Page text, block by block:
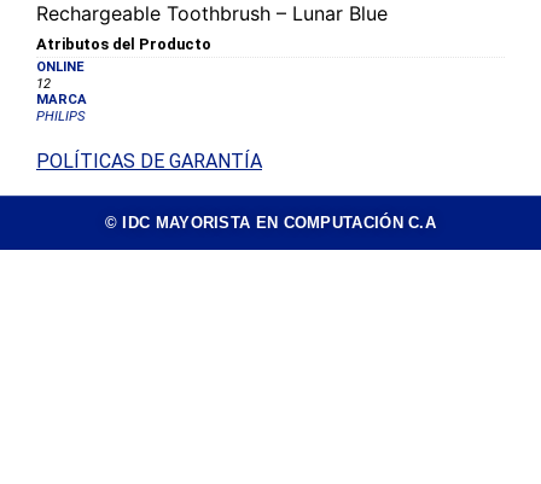
Rechargeable Toothbrush – Lunar Blue
Atributos del Producto
ONLINE
12
MARCA
PHILIPS
POLÍTICAS DE GARANTÍA
© IDC MAYORISTA EN COMPUTACIÓN C.A